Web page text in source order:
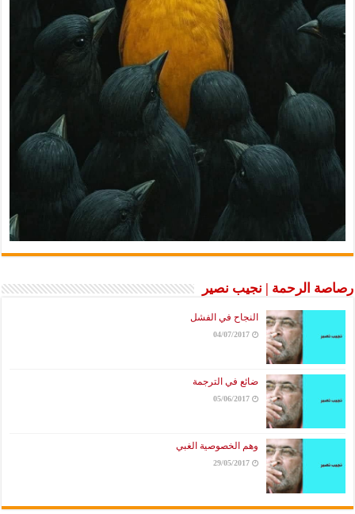
رصاصة الرحمة | نجيب نصير
النجاح في الفشل
04/07/2017
ضائع في الترجمة
05/06/2017
وهم الخصوصية الغبي
29/05/2017